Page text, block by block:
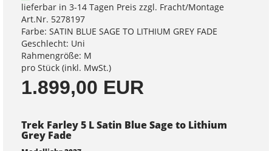
lieferbar in 3-14 Tagen Preis zzgl. Fracht/Montage
Art.Nr. 5278197
Farbe: SATIN BLUE SAGE TO LITHIUM GREY FADE
Geschlecht: Uni
Rahmengröße: M
pro Stück (inkl. MwSt.)
1.899,00 EUR
Trek Farley 5 L Satin Blue Sage to Lithium
Grey Fade